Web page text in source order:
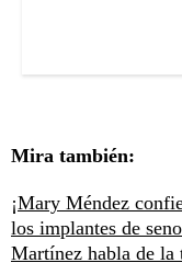
Mira también:
¡Mary Méndez
los implantes de
Martínez habla de la